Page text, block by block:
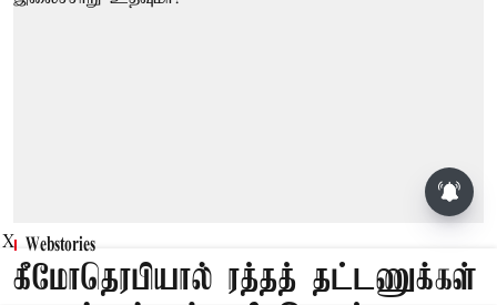
Webstories
கீமோதெரபியால் ரத்தத் தட்டணுக்கள்
X